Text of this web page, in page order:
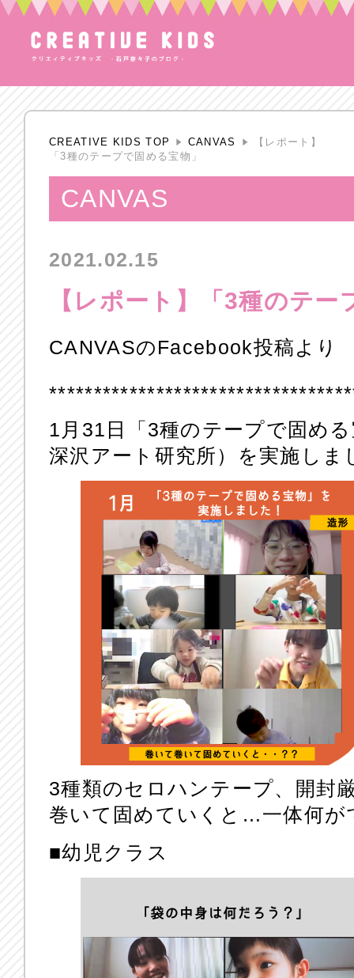
CREATIVE KIDS TOP CANVAS
【レポート】
「3種のテープで固める宝物」
CANVAS
2021.02.15
【レポート】「3種のテ
CANVASのFacebook投稿より
1月31日「3種のテープで固め
深沢アート研究所）を実施しま
3種類のセロハンテープ、開封
巻いて固めていくと…一体何が
■幼児クラス